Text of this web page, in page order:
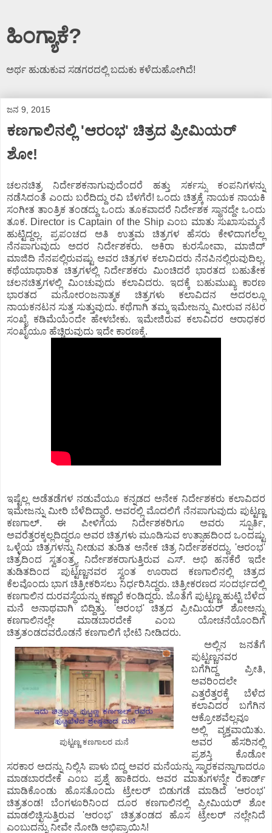
ಹಿಂಗ್ಯಾಕೆ?
ಅರ್ಥ ಹುಡುಕುವ ಸಡಗರದಲ್ಲಿ ಬದುಕು ಕಳೆದುಹೋಗಿದೆ!
ಜನ 9, 2015
ಕಣಗಾಲಿನಲ್ಲಿ 'ಆರಂಭ' ಚಿತ್ರದ ಪ್ರೀಮಿಯರ್
ಶೋ!
ಚಲನಚಿತ್ರ ನಿರ್ದೇಶಕನಾಗುವುದೆಂದರೆ ಹತ್ತು ಸರ್ಕಸ್ಸು ಕಂಪನಿಗಳನ್ನು
ನಡೆಸಿದಂತೆ ಎಂದು ಬರೆದಿದ್ದು ರವಿ ಬೆಳಗೆರೆ! ಒಂದು ಚಿತ್ರಕ್ಕೆ ನಾಯಕ ನಾಯಕಿ
ಸಂಗೀತ ತಾಂತ್ರಿಕ ತಂಡದ್ದು ಒಂದು ತೂಕವಾದರೆ ನಿರ್ದೇಶಕ ಸ್ಥಾನದ್ದೇ ಒಂದು
ತೂಕ. Director is Captain of the Ship ಎಂಬ ಮಾತು ಸುಖಾಸುಮ್ಮನೆ
ಹುಟ್ಟಿದ್ದಲ್ಲ. ಪ್ರಪಂಚದ ಅತಿ ಉತ್ತಮ ಚಿತ್ರಗಳ ಹೆಸರು ಕೇಳಿದಾಗಲೆಲ್ಲ
ನೆನಪಾಗುವುದು ಅದರ ನಿರ್ದೇಶಕರು. ಅಕಿರಾ ಕುರಸೋವಾ, ಮಾಜಿದ್
ಮಾಜಿದಿ ನೆನಪಲ್ಲಿರುವಷ್ಟು ಅವರ ಚಿತ್ರಗಳ ಕಲಾವಿದರು ನೆನಪಿನಲ್ಲಿರುವುದಿಲ್ಲ.
ಕಥೆಯಾಧಾರಿತ ಚಿತ್ರಗಳಲ್ಲಿ ನಿರ್ದೇಶಕರು ಮಿಂಚಿದರೆ ಭಾರತದ ಬಹುತೇಕ
ಚಲನಚಿತ್ರಗಳಲ್ಲಿ ಮಿಂಚುವುದು ಕಲಾವಿದರು. ಇದಕ್ಕೆ ಬಹುಮುಖ್ಯ ಕಾರಣ
ಭಾರತದ ಮನೋರಂಜನಾತ್ಮಕ ಚಿತ್ರಗಳು ಕಲಾವಿದನ ಅದರಲ್ಲೂ
ನಾಯಕನಟನ ಸುತ್ತ ಸುತ್ತುವುದು. ಕಥೆಗಾಗಿ ತಮ್ಮ ಇಮೇಜನ್ನು ಮೀರುವ ನಟರ
ಸಂಖೈ ಕಡಿಮೆಯೆಂದೇ ಹೇಳಬೇಕು. ಇಮೇಜಿರುವ ಕಲಾವಿದರ ಆರಾಧಕರ
ಸಂಖೈಯೂ ಹೆಚ್ಚಿರುವುದು ಇದೇ ಕಾರಣಕ್ಕೆ.
ಇಷ್ಟೆಲ್ಲ ಅಡೆತಡೆಗಳ ನಡುವೆಯೂ ಕನ್ನಡದ ಅನೇಕ ನಿರ್ದೇಶಕರು ಕಲಾವಿದರ
ಇಮೇಜನ್ನು ಮೀರಿ ಬೆಳೆದಿದ್ದಾರೆ. ಅವರಲ್ಲಿ ಮೊದಲಿಗೆ ನೆನಪಾಗುವುದು ಪುಟ್ಟಣ್ಣ
ಕಣಗಾಲ್. ಈ ಪೀಳಿಗೆಯ ನಿರ್ದೇಶಕರಿಗೂ ಅವರು ಸ್ಪೂರ್ತಿ,
ಅವರೆತ್ತರಕ್ಕಲ್ಲದಿದ್ದರೂ ಅವರ ಚಿತ್ರಗಳು ಮೂಡಿಸುವ ಉತ್ಸಾಹದಿಂದ ಒಂದಷ್ಟು
ಒಳ್ಳೆಯ ಚಿತ್ರಗಳನ್ನು ನೀಡುವ ತುಡಿತ ಅನೇಕ ಚಿತ್ರ ನಿರ್ದೇಶಕರದ್ದು. 'ಆರಂಭ'
ಚಿತ್ರದಿಂದ ಸ್ವತಂತ್ರ್ಯ ನಿರ್ದೇಶಕರಾಗುತ್ತಿರುವ ಎಸ್. ಅಭಿ ಹನಕೆರೆ ಇದೇ
ತುಡಿತದಿಂದ ಪುಟ್ಟಣ್ಣನವರ ಸ್ವಂತ ಊರಾದ ಕಣಗಾಲಿನಲ್ಲಿ ಚಿತ್ರದ
ಕೆಲವೊಂದು ಭಾಗ ಚಿತ್ರೀಕರಿಸಲು ನಿರ್ಧರಿಸಿದ್ದರು. ಚಿತ್ರೀಕರಣದ ಸಂದರ್ಭದಲ್ಲಿ
ಕಣಗಾಲಿನ ದುರವಸ್ಥೆಯನ್ನು ಕಣ್ಣಾರೆ ಕಂಡಿದ್ದರು. ಜೊತೆಗೆ ಪುಟ್ಟಣ್ಣ ಹುಟ್ಟಿ ಬೆಳೆದ
ಮನೆ ಅನಾಥವಾಗಿ ಬಿದ್ದಿತ್ತು. 'ಆರಂಭ' ಚಿತ್ರದ ಪ್ರೀಮಿಯರ್ ಶೋಅನ್ನು
ಕಣಗಾಲಿನಲ್ಲೇ ಮಾಡಬಾರದೇಕೆ ಎಂಬ ಯೋಚನೆಯೊಂದಿಗೆ
ಚಿತ್ರತಂಡದವರೊಡನೆ ಕಣಗಾಲಿಗೆ ಭೇಟಿ ನೀಡಿದರು.
ಪುಟ್ಟಣ್ಣ ಕಣಗಾಲರ ಮನೆ
ಅಲ್ಲಿನ ಜನತೆಗೆ
ಪುಟ್ಟಣ್ಣನವರ
ಬಗೆಗಿದ್ದ ಪ್ರೀತಿ,
ಅವರಿಂದಲೇ
ಎತ್ತರೆತ್ತರಕ್ಕೆ ಬೆಳೆದ
ಕಲಾವಿದರ ಬಗೆಗಿನ
ಆಕ್ರೋಶವೆಲ್ಲವೂ
ಅಲ್ಲಿ ವ್ಯಕ್ತವಾಯಿತು.
ಅವರ ಹೆಸರಿನಲ್ಲಿ
ಪ್ರಶಸ್ತಿ ಕೊಡೋ
ಸರಕಾರ ಅದನ್ನು ನಿಲ್ಲಿಸಿ ಪಾಳು ಬಿದ್ದ ಅವರ ಮನೆಯನ್ನು ಸ್ಮಾರಕವನ್ನಾಗಾದರೂ
ಮಾಡಬಾರದೇಕೆ ಎಂಬ ಪ್ರಶ್ನೆ ಹಾಕಿದರು. ಅವರ ಮಾತುಗಳನ್ನೇ ರೆಕಾರ್ಡ್
ಮಾಡಿಕೊಂಡು ಹೊಸತೊಂದು ಟ್ರೇಲರ್ ಬಿಡುಗಡೆ ಮಾಡಿದೆ 'ಆರಂಭ'
ಚಿತ್ರತಂಡ! ಬೆಂಗಳೂರಿನಿಂದ ದೂರ ಕಣಗಾಲಿನಲ್ಲಿ ಪ್ರೀಮಿಯರ್ ಶೋ
ಮಾಡಲಿಚ್ಛಿಸುತ್ತಿರುವ 'ಆರಂಭ' ಚಿತ್ರತಂಡದ ಹೊಸ ಟ್ರೇಲರ್ ನಲ್ಲೇನಿದೆ
ಎಂಬುದನ್ನು ನೀವೇ ನೋಡಿ ಅಭಿಪ್ರಾಯಿಸಿ!